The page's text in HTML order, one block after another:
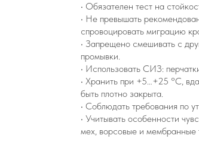
• Обязателен тест на
• Не превышать
спровоцировать миграцию
• Запрещено смешивать с
промывки.
• Использовать СИЗ:
• Хранить при +5…+25 °C,
быть плотно закрыта.
• Соблюдать требования по
• Учитывать особенности
мех, ворсовые и мембранные